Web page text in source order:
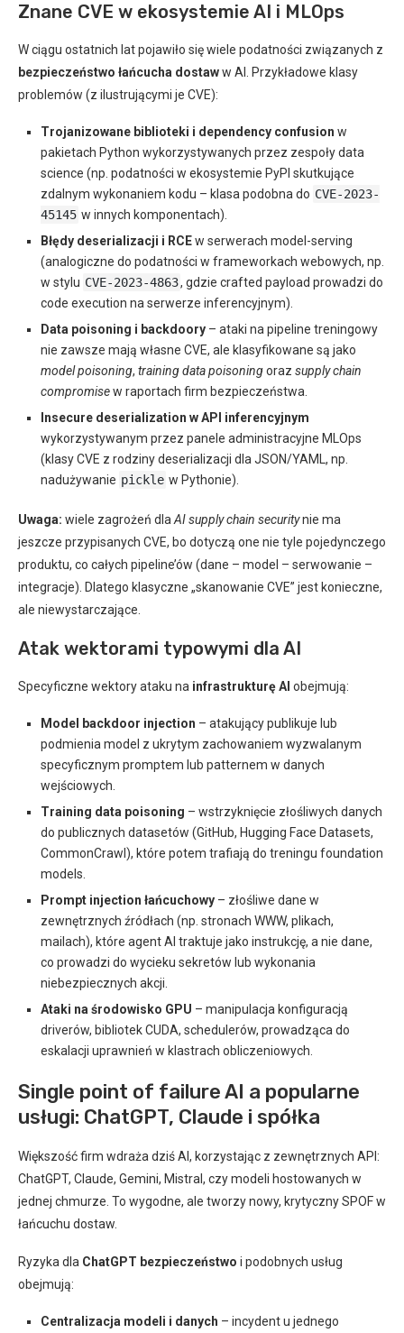
Znane CVE w ekosystemie AI i MLOps
W ciągu ostatnich lat pojawiło się wiele podatności związanych z
bezpieczeństwo łańcucha dostaww AI. Przykładowe klasy
problemów (z ilustrującymi je CVE):
Trojanizowane biblioteki i dependency confusion w
pakietach Python wykorzystywanych przez zespoły data
science (np. podatności w ekosystemie PyPI skutkujące
zdalnym wykonaniem kodu – klasa podobna do CVE-2023-
45145 w innych komponentach).
Błędy deserializacji i RCEw serwerach model-serving
(analogiczne do podatności w frameworkach webowych, np.
w stylu CVE-2023-4863, gdzie crafted payload prowadzi do
code execution na serwerze inferencyjnym).
Data poisoning i backdoory – ataki na pipeline treningowy
nie zawsze mają własne CVE, ale klasyfikowane są jako
model poisoning, training data poisoningoraz supply chain
compromisew raportach firm bezpieczeństwa.
Insecure deserialization w API inferencyjnym
wykorzystywanym przez panele administracyjne MLOps
(klasy CVE z rodziny deserializacji dla JSON/YAML, np.
nadużywanie pickle w Pythonie).
Uwaga: wiele zagrożeń dla AI supply chain securitynie ma
jeszcze przypisanych CVE, bo dotyczą one nie tyle pojedynczego
produktu, co całych pipeline’ów (dane – model – serwowanie –
integracje). Dlatego klasyczne „skanowanie CVE” jest konieczne,
ale niewystarczające.
Atak wektorami typowymi dla AI
Specyficzne wektory ataku na infrastrukturę AI obejmują:
Model backdoor injection – atakujący publikuje lub
podmienia model z ukrytym zachowaniem wyzwalanym
specyficznym promptem lub patternem w danych
wejściowych.
Training data poisoning – wstrzyknięcie złośliwych danych
do publicznych datasetów (GitHub, Hugging Face Datasets,
CommonCrawl), które potem trafiają do treningu foundation
models.
Prompt injection łańcuchowy – złośliwe dane w
zewnętrznych źródłach (np. stronach WWW, plikach,
mailach), które agent AI traktuje jako instrukcję, a nie dane,
co prowadzi do wycieku sekretów lub wykonania
niebezpiecznych akcji.
Ataki na środowisko GPU – manipulacja konfiguracją
driverów, bibliotek CUDA, schedulerów, prowadząca do
eskalacji uprawnień w klastrach obliczeniowych.
Single point of failure AI a popularne
usługi: ChatGPT, Claude i spółka
Większość firm wdraża dziś AI, korzystając z zewnętrznych API:
ChatGPT, Claude, Gemini, Mistral, czy modeli hostowanych w
jednej chmurze. To wygodne, ale tworzy nowy, krytyczny SPOF w
łańcuchu dostaw.
Ryzyka dla ChatGPT bezpieczeństwo i podobnych usług
obejmują:
Centralizacja modeli i danych – incydent u jednego